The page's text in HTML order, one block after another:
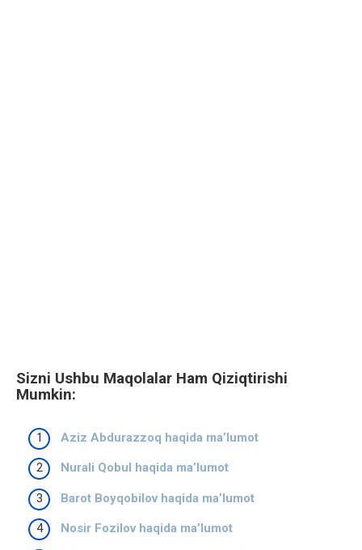
Sizni Ushbu Maqolalar Ham Qiziqtirishi
Mumkin:
Aziz Abdurazzoq haqida ma’lumot
Nurali Qobul haqida ma’lumot
Barot Boyqobilov haqida ma’lumot
Nosir Fozilov haqida ma’lumot